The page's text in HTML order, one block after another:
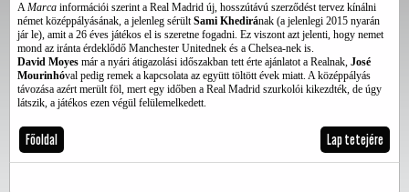
AMarca információi szerint a Real Madrid új, hosszútávú szerződést tervez kínálni
német középpályásának, a jelenleg sérültSami Khedirának (a jelenlegi 2015 nyarán
jár le), amit a 26 éves játékos el is szeretne fogadni. Ez viszont azt jelenti, hogy nemet
mond az iránta érdeklődő Manchester Unitednek és a Chelsea-nek is.
David Moyes már a nyári átigazolási időszakban tett érte ajánlatot a Realnak, José
Mourinhóval pedig remek a kapcsolata az együtt töltött évek miatt. A középpályás
távozása azért merült föl, mert egy időben a Real Madrid szurkolói kikezdték, de úgy
látszik, a játékos ezen végül felülemelkedett.
Főoldal Lap tetejére